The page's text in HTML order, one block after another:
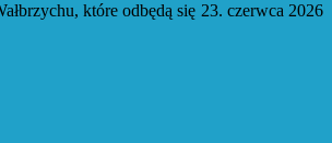
które odbędą się 23. czerwca 2026